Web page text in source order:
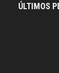
ÚLTIMOS